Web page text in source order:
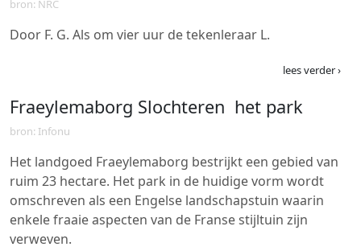
bron: NRC
Door F. G. Als om vier uur de tekenleraar L.
lees verder ›
Fraeylemaborg Slochteren  het park
bron: Infonu
Het landgoed Fraeylemaborg bestrijkt een gebied van
ruim 23 hectare. Het park in de huidige vorm wordt
omschreven als een Engelse landschapstuin waarin
enkele fraaie aspecten van de Franse stijltuin zijn
verweven.